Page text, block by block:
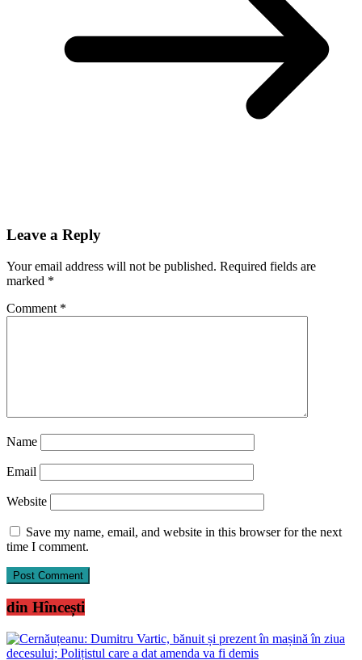
Leave a Reply
Your email address will not be published. Required fields are
marked *
Comment *
Name
Email
Website
Save my name, email, and website in this browser for the next
time I comment.
din Hîncești